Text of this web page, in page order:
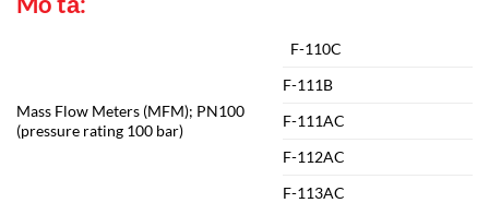
Mass Flow Meters (MFM); PN100
(pressure rating 100 bar)
F-110C
F-111B
F-111AC
F-112AC
F-113AC